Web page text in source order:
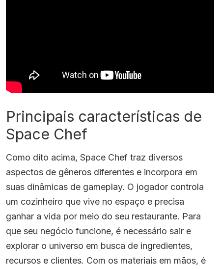
Principais características de
Space Chef
Como dito acima, Space Chef traz diversos
aspectos de gêneros diferentes e incorpora em
suas dinâmicas de gameplay. O jogador controla
um cozinheiro que vive no espaço e precisa
ganhar a vida por meio do seu restaurante. Para
que seu negócio funcione, é necessário sair e
explorar o universo em busca de ingredientes,
recursos e clientes. Com os materiais em mãos, é